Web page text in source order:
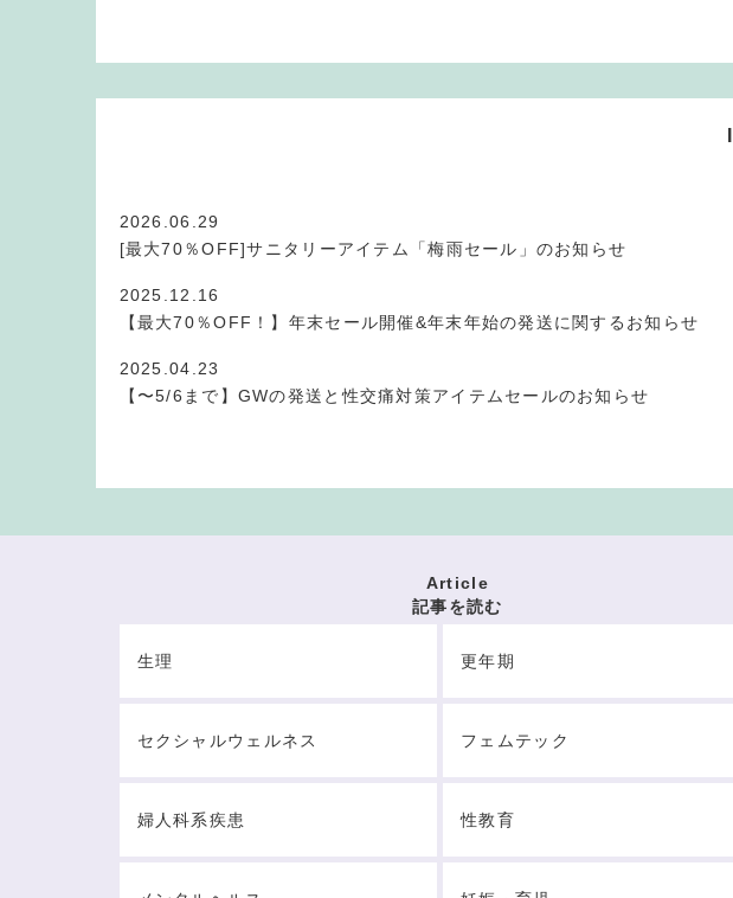
2026.06.29
[最大70％OFF]サニタリーアイテム「梅雨セール」のお知らせ
2025.12.16
【最大70％OFF！】年末セール開催&年末年始の発送に関するお知らせ
2025.04.23
【〜5/6まで】GWの発送と性交痛対策アイテムセールのお知らせ
Article
記事を読む
生理 更年期
セクシャルウェルネス フェムテック
婦人科系疾患 性教育